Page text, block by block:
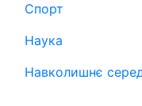
Спорт
Наука
Навколишнє